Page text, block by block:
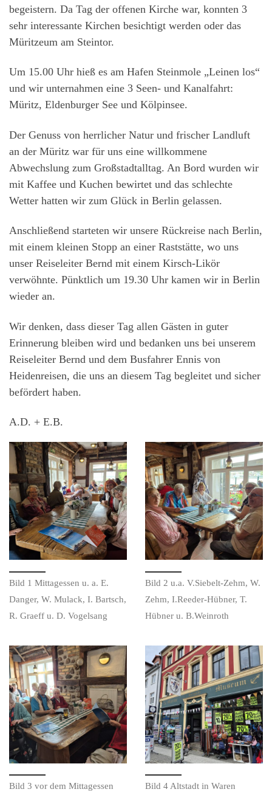
begeistern. Da Tag der offenen Kirche war, konnten 3
sehr interessante Kirchen besichtigt werden oder das
Müritzeum am Steintor.
Um 15.00 Uhr hieß es am Hafen Steinmole „Leinen los“
und wir unternahmen eine 3 Seen- und Kanalfahrt:
Müritz, Eldenburger See und Kölpinsee.
Der Genuss von herrlicher Natur und frischer Landluft
an der Müritz war für uns eine willkommene
Abwechslung zum Großstadtalltag. An Bord wurden wir
mit Kaffee und Kuchen bewirtet und das schlechte
Wetter hatten wir zum Glück in Berlin gelassen.
Anschließend starteten wir unsere Rückreise nach Berlin,
mit einem kleinen Stopp an einer Raststätte, wo uns
unser Reiseleiter Bernd mit einem Kirsch-Likör
verwöhnte. Pünktlich um 19.30 Uhr kamen wir in Berlin
wieder an.
Wir denken, dass dieser Tag allen Gästen in guter
Erinnerung bleiben wird und bedanken uns bei unserem
Reiseleiter Bernd und dem Busfahrer Ennis von
Heidenreisen, die uns an diesem Tag begleitet und sicher
befördert haben.
A.D. + E.B.
Bild 1 Mittagessen u. a. E.
Danger, W. Mulack, I. Bartsch,
R. Graeff u. D. Vogelsang
Bild 2 u.a. V.Siebelt-Zehm, W.
Zehm, I.Reeder-Hübner, T.
Hübner u. B.Weinroth
Bild 3 vor dem Mittagessen
Bild 4 Altstadt in Waren